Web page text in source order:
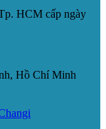
HCM cấp ngày
Hồ Chí Minh